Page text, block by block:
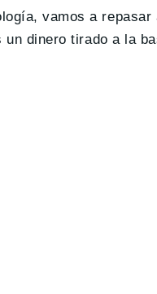
vamos a
dinero tirado a la